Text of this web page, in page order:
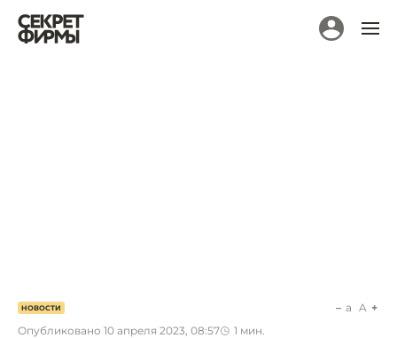
НОВОСТИ
Опубликовано 10 апреля 2023, 08:57 1 мин.
a A